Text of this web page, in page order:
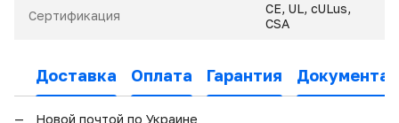
Сертификация
CE, UL, cULus,
CSA
Доставка Оплата Гарантия
Новой почтой по Украине